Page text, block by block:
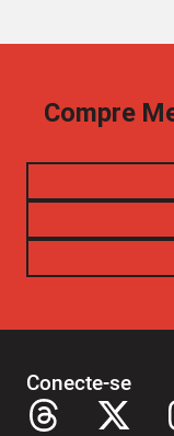
Compre
Conecte-se